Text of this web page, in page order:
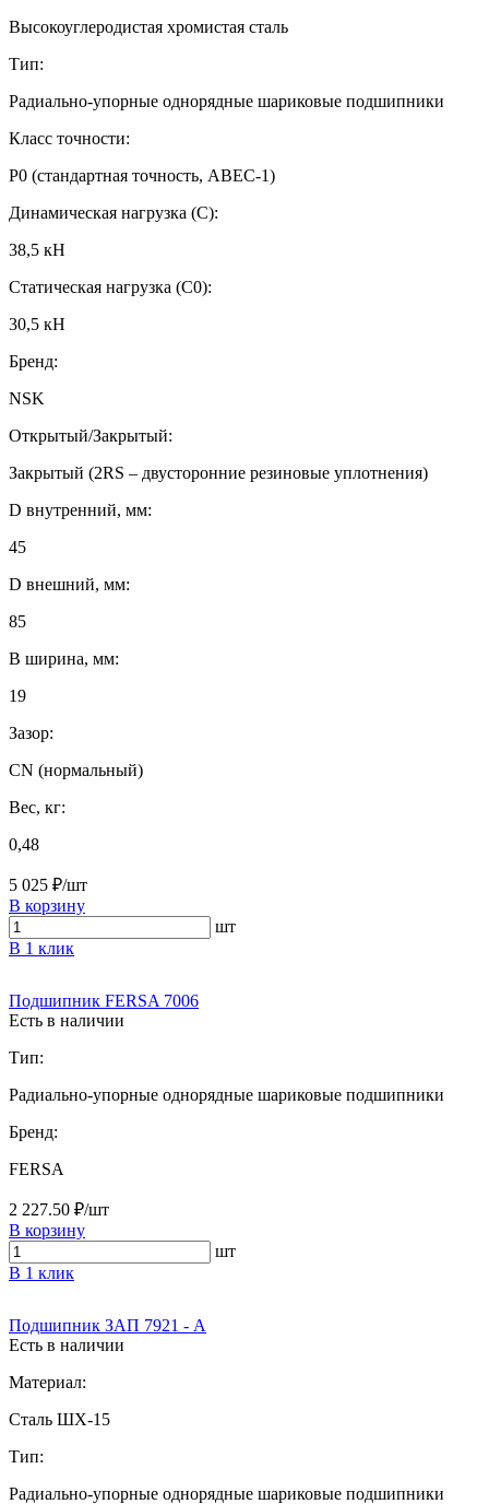
Высокоуглеродистая хромистая сталь
Тип:
Радиально-упорные однорядные шариковые подшипники
Класс точности:
P0 (стандартная точность, ABEC-1)
Динамическая нагрузка (C):
38,5 кН
Статическая нагрузка (C0):
30,5 кН
Бренд:
NSK
Открытый/Закрытый:
Закрытый (2RS – двусторонние резиновые уплотнения)
D внутренний, мм:
45
D внешний, мм:
85
B ширина, мм:
19
Зазор:
CN (нормальный)
Вес, кг:
0,48
5 025 ₽/шт
В корзину
шт
В 1 клик
Подшипник FERSA 7006
Есть в наличии
Тип:
Радиально-упорные однорядные шариковые подшипники
Бренд:
FERSA
2 227.50 ₽/шт
В корзину
шт
В 1 клик
Подшипник ЗАП 7921 - А
Есть в наличии
Материал:
Сталь ШХ-15
Тип:
Радиально-упорные однорядные шариковые подшипники